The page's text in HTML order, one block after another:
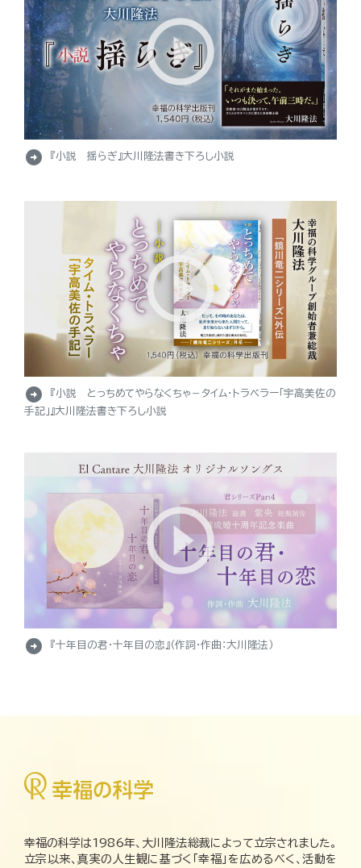
arrow_circle_right 『小説 揺らぎ』大川隆法書き下ろし小説
arrow_circle_right
『小説 とっちめてやらなくちゃ－タイム・トラベラー「宇高美佐の
手記」』大川隆法書き下ろし小説
arrow_circle_right 『十年目の君・十年目の恋』（作詞・作曲：大川隆法）
幸福の科学は1986年、大川隆法総裁によって立宗されました。
立宗以来、真実の人生観に基づく「幸福」を広めるべく、活動を